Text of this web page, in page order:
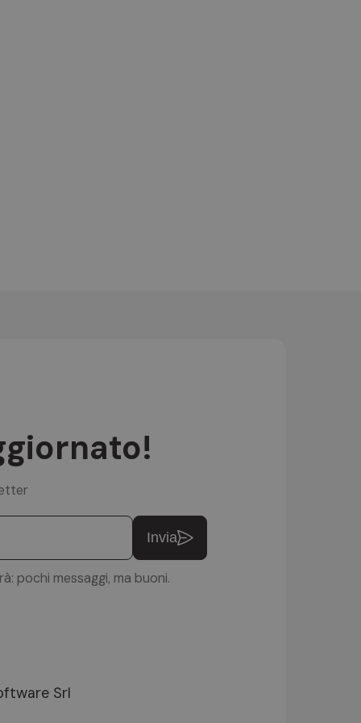
Invia
pochi messaggi, ma buoni.
Srl